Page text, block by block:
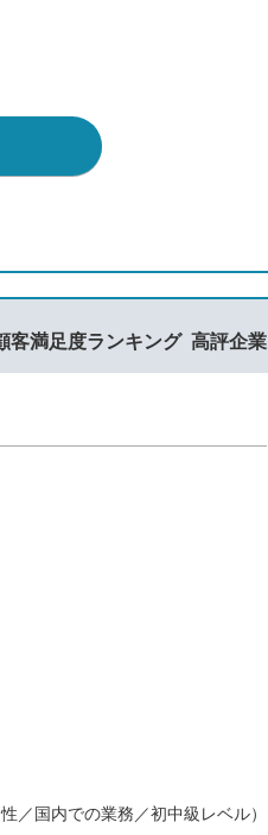
客満足度ランキング 高評企業
／国内での業務／初中級レベル）